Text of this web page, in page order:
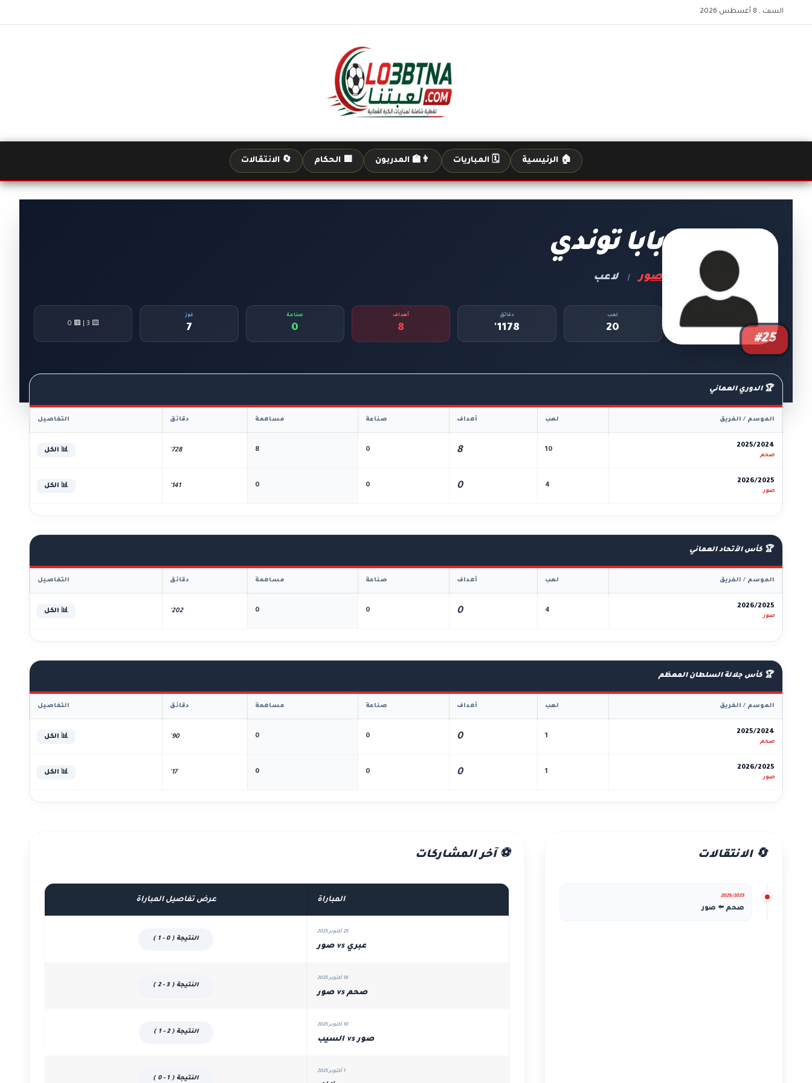
السبت , 8 أغسطس 2026
🏠 الرئيسية 🗓️ المباريات 👨‍🏫 المدربون 🟨 الحكام 🔄 الانتقالات
#25
بابا توندي
صور | لاعب
لعب
20
دقائق
1178'
أهداف
8
صناعة
0
فوز
7
🟨 3 | 🟥 0
🏆 الدوري العماني
الموسم / الفريق لعب أهداف صناعة مساهمة دقائق التفاصيل
2025/2024
صحم
10
8
0
8
728' 📊 الكل
2026/2025
صور
4
0
0
0
141' 📊 الكل
🏆 كأس الأتحاد العماني
الموسم / الفريق لعب أهداف صناعة مساهمة دقائق التفاصيل
2026/2025
صور
4
0
0
0
202' 📊 الكل
🏆 كأس جلالة السلطان المعظم
الموسم / الفريق لعب أهداف صناعة مساهمة دقائق التفاصيل
2025/2024
صحم
1
0
0
0
90' 📊 الكل
2026/2025
صور
1
0
0
0
17' 📊 الكل
🔄 الانتقالات
2026/2025
صحم ⬅️ صور
⚽ آخر المشاركات
المباراة عرض تفاصيل المباراة
25 أكتوبر 2025
عبري vs صور
النتيجة ( 0 - 1 )
18 أكتوبر 2025
صحم vs صور
النتيجة ( 3 - 2 )
10 أكتوبر 2025
صور vs السيب
النتيجة ( 2 - 1 )
1 أكتوبر 2025
النتيجة ( 1 - 0 )